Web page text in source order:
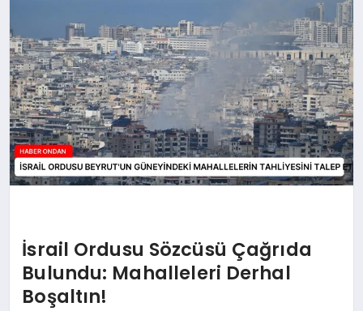
İsrail Ordusu Sözcüsü Çağrıda
Bulundu: Mahalleleri Derhal
Boşaltın!